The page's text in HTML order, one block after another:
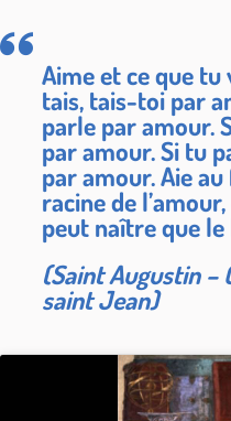
Aime et ce que
tais, tais-toi par
parle par amour.
par amour. Si tu
par amour. Aie
racine de
peut naître que le
(Saint Augustin –
saint Jean)